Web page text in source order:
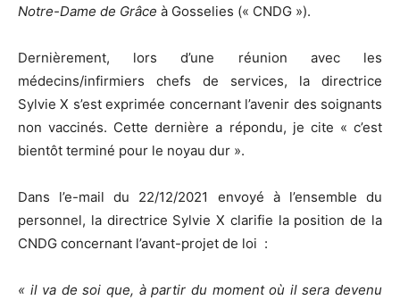
Notre-Dame de Grâce à Gosselies (« CNDG »).
Dernièrement, lors d’une réunion avec les
médecins/infirmiers chefs de services, la directrice
Sylvie X s’est exprimée concernant l’avenir des soignants
non vaccinés. Cette dernière a répondu, je cite « c’est
bientôt terminé pour le noyau dur ».
Dans l’e-mail du 22/12/2021 envoyé à l’ensemble du
personnel, la directrice Sylvie X clarifie la position de la
CNDG concernant l’avant-projet de loi :
« il va de soi que, à partir du moment où il sera devenu